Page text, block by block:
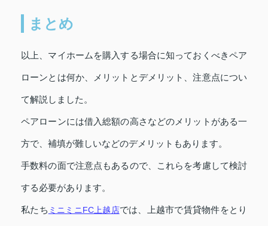
まとめ
以上、マイホームを購入する場合に知っておくべきペア
ローンとは何か、メリットとデメリット、注意点につい
て解説しました。
ペアローンには借入総額の高さなどのメリットがある一
方で、補填が難しいなどのデメリットもあります。
手数料の面で注意点もあるので、これらを考慮して検討
する必要があります。
私たち ミニミニFC上越店では、上越市で賃貸物件をとり